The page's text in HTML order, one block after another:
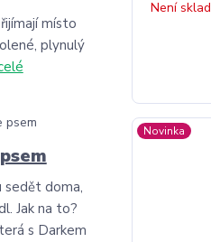
místo
plynulý
psem
sedět doma,
Jak na to?
s Darkem
Není
Novinka